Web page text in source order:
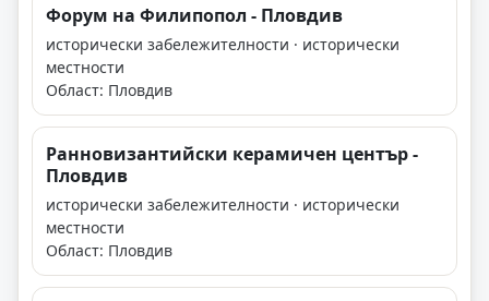
Форум на Филипопол - Пловдив
исторически забележителности · исторически
местности
Област: Пловдив
Ранновизантийски керамичен център -
Пловдив
исторически забележителности · исторически
местности
Област: Пловдив